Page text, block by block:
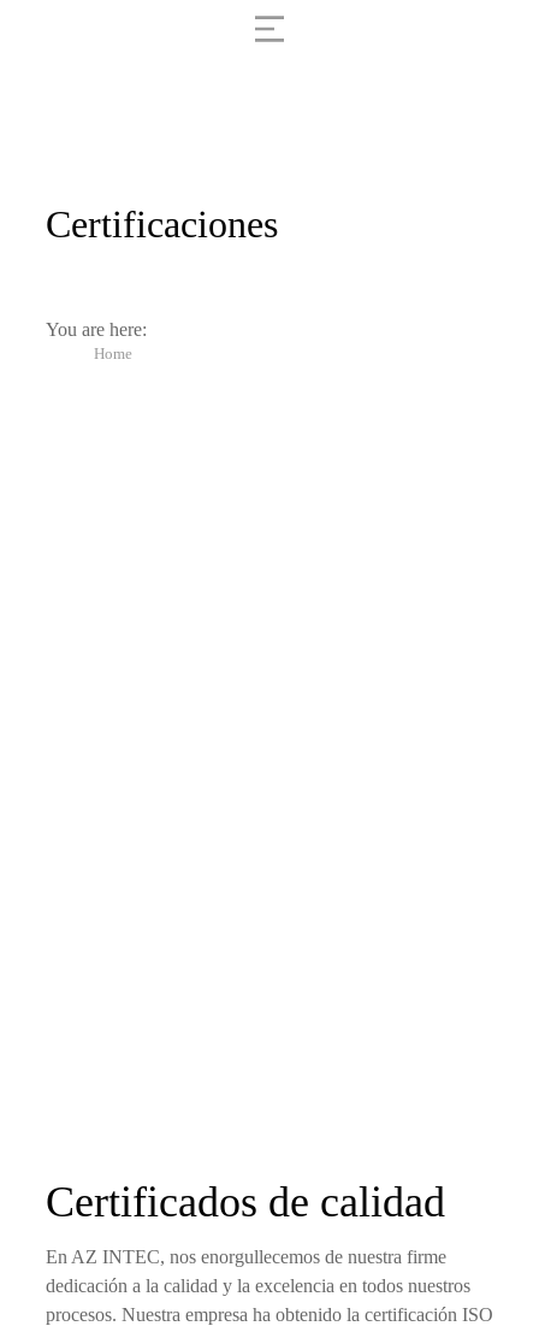
Certificaciones
You are here:
Home
Certificados de calidad
En AZ INTEC, nos enorgullecemos de nuestra firme
dedicación a la calidad y la excelencia en todos nuestros
procesos. Nuestra empresa ha obtenido la certificación ISO